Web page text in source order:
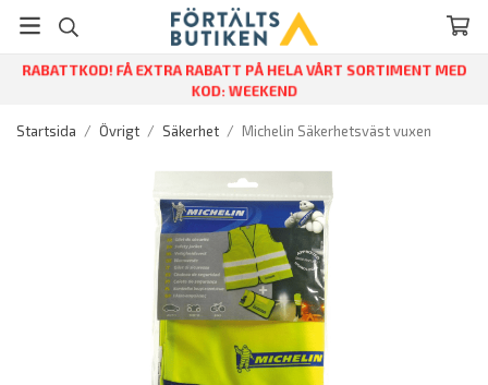
RABATTKOD! FÅ EXTRA RABATT PÅ HELA VÅRT SORTIMENT MED
KOD: WEEKEND
Startsida / Övrigt / Säkerhet / Michelin Säkerhetsväst vuxen